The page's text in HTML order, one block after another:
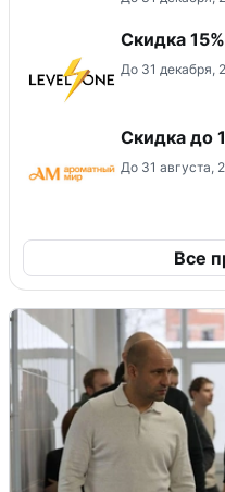
Скидка
До 31 декабря,
Скидка до
До 31 августа,
Все